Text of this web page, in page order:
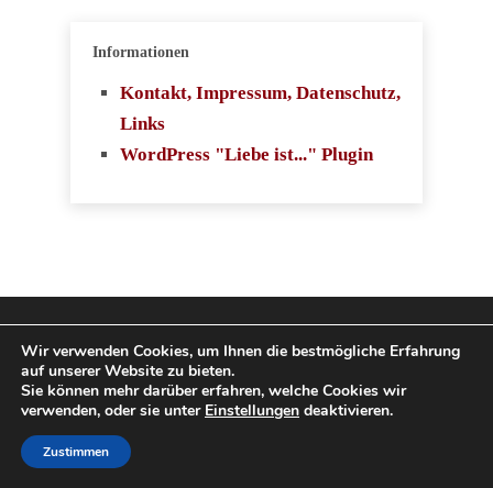
Informationen
Kontakt, Impressum, Datenschutz,
Links
WordPress "Liebe ist..." Plugin
Copyright 2009-2026
SingleboerseVergleich.com. Alle Rechte
vorbehalten.
Wir verwenden Cookies, um Ihnen die bestmögliche Erfahrung
auf unserer Website zu bieten.
Sie können mehr darüber erfahren, welche Cookies wir
verwenden, oder sie unter Einstellungen deaktivieren.
Zustimmen